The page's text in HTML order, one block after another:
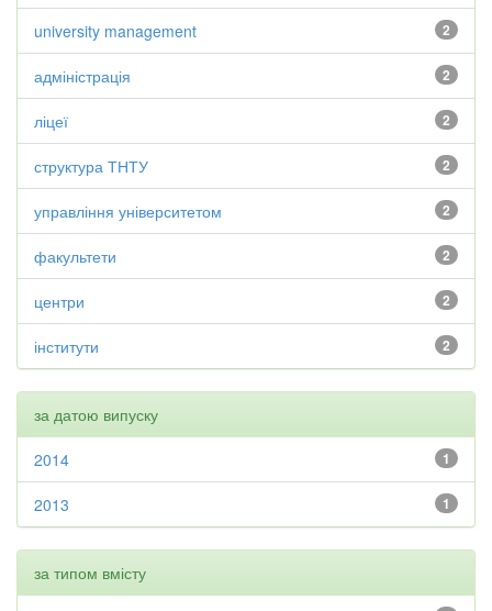
2
university management
2
адміністрація
2
ліцеї
2
структура ТНТУ
2
управління університетом
2
факультети
2
центри
2
інститути
за датою випуску
1
2014
1
2013
за типом вмісту